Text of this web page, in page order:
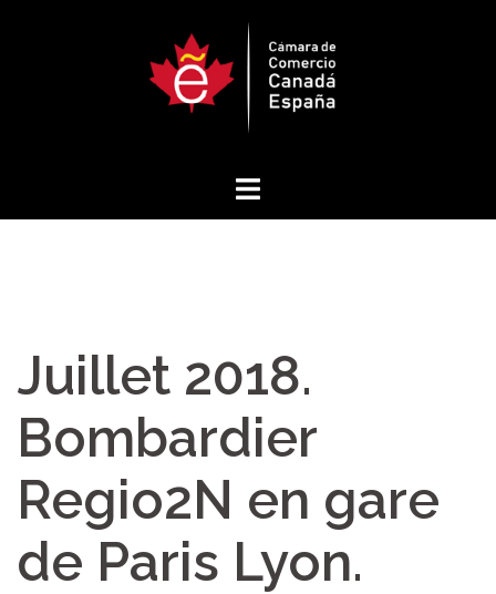
Juillet 2018.
Bombardier
Regio2N en gare
de Paris Lyon.